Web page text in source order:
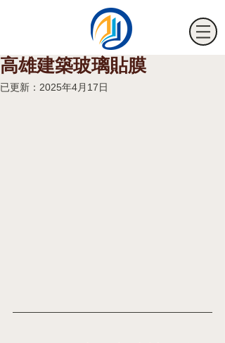
高雄建築玻璃貼膜
已更新： 2025年4月17日